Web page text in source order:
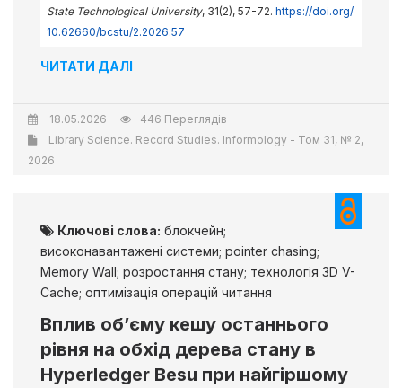
State Technological University, 31(2), 57-72. https://doi.org/
10.62660/bcstu/2.2026.57
ЧИТАТИ ДАЛІ
18.05.2026
446 Переглядів
Library Science. Record Studies. Informology - Том 31, № 2,
2026
Ключові слова: блокчейн;
високонавантажені системи; pointer chasing;
Memory Wall; розростання стану; технологія 3D V-
Cache; оптимізація операцій читання
Вплив об’єму кешу останнього
рівня на обхід дерева стану в
Hyperledger Besu при найгіршому